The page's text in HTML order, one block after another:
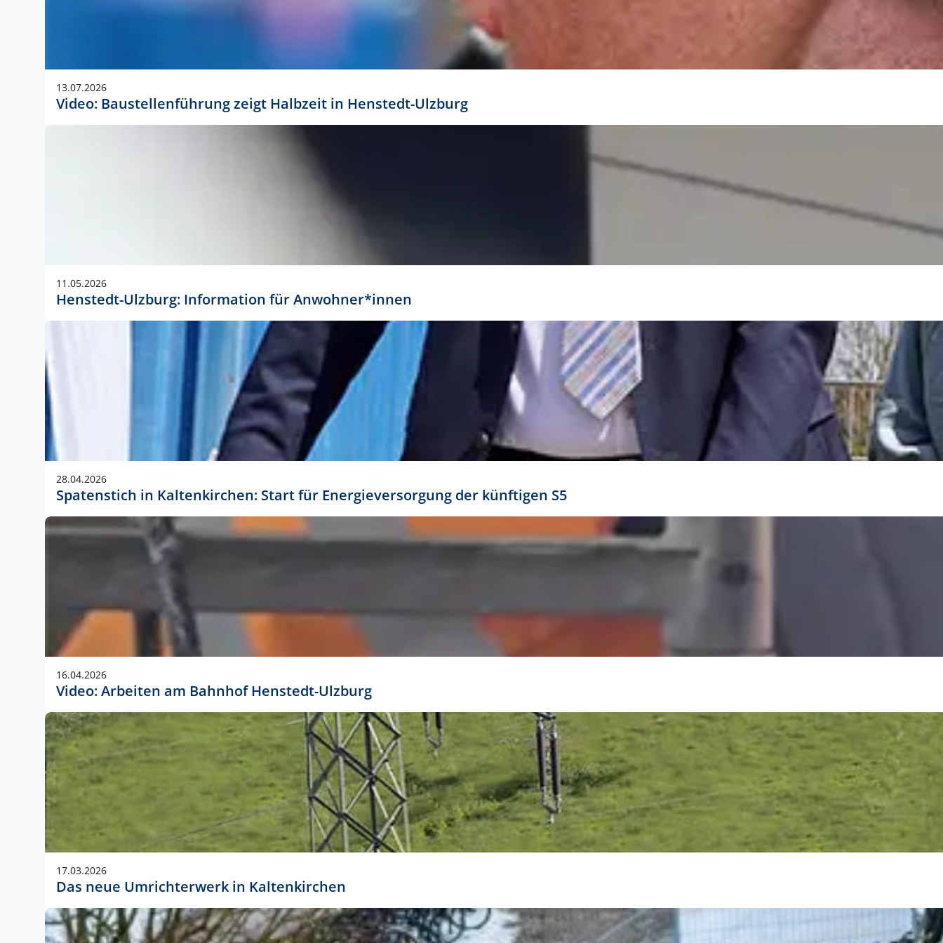
Anwendungsgröße im Layout:
Die Logohöhe beträgt 4 – 10 % der jeweiligen Formathöhe. Daraus ergeben sich für gängige Formate
folgende fest definierte Anwendungsgrößen im Layout:
DIN A3 – 15 mm hoch (5 %)
DIN A1 – 39 mm hoch (5 %)
DIN lang – 10 mm hoch (5 %)
1080 x 1080 px – 78 px hoch (7 %)
In Ausnahmefällen darf das Logo jedoch auch größer oder kleiner gesetzt werden. Dazu bedarf es jedoch
stets der vorherigen Absprache mit der Marketingabteilung.
13.07.2026
Video: Baustellenführung zeigt Halbzeit in Henstedt-Ulzburg
11.05.2026
Henstedt-Ulzburg: Information für Anwohner*innen
28.04.2026
Spatenstich in Kaltenkirchen: Start für Energieversorgung der künftigen S5
16.04.2026
Video: Arbeiten am Bahnhof Henstedt-Ulzburg
17.03.2026
Das neue Umrichterwerk in Kaltenkirchen